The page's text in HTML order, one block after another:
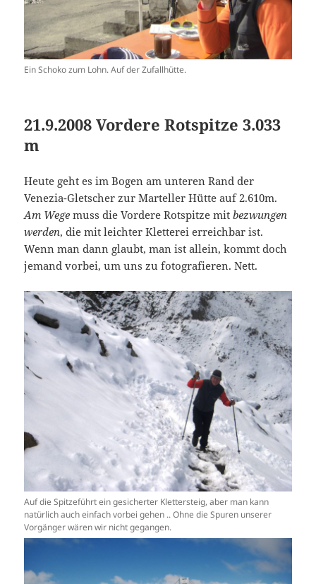
Ein Schoko zum Lohn. Auf der Zufallhütte.
21.9.2008 Vordere Rotspitze 3.033
m
Heute geht es im Bogen am unteren Rand der
Venezia-Gletscher zur Marteller Hütte auf 2.610m.
Am Wege muss die Vordere Rotspitze mitbezwungen
werden, die mit leichter Kletterei erreichbar ist.
Wenn man dann glaubt, man ist allein, kommt doch
jemand vorbei, um uns zu fotografieren. Nett.
Auf die Spitzeführt ein gesicherter Klettersteig, aber man kann
natürlich auch einfach vorbei gehen .. Ohne die Spuren unserer
Vorgänger wären wir nicht gegangen.